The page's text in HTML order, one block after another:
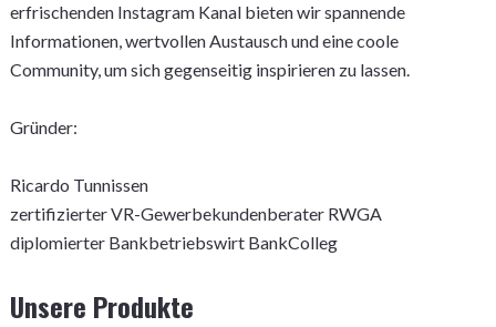
erfrischenden Instagram Kanal bieten wir spannende
Informationen, wertvollen Austausch und eine coole
Community, um sich gegenseitig inspirieren zu lassen.
Gründer:
Ricardo Tunnissen
zertifizierter VR-Gewerbekundenberater RWGA
diplomierter Bankbetriebswirt BankColleg
Unsere Produkte